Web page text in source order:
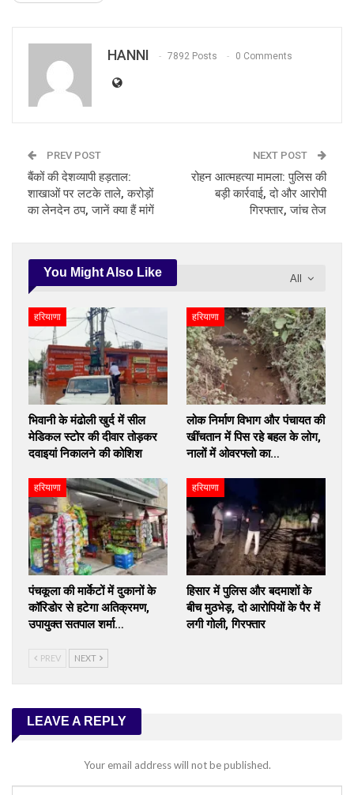
HANNI 7892 Posts 0 Comments
PREV POST
बैंकों की देशव्यापी हड़ताल:
शाखाओं पर लटके ताले, करोड़ों
का लेनदेन ठप, जानें क्या हैं मांगें
NEXT POST
रोहन आत्महत्या मामला: पुलिस की
बड़ी कार्रवाई, दो और आरोपी
गिरफ्तार, जांच तेज
All
You Might Also Like
हरियाणा
भिवानी के मंढोली खुर्द में सील
मेडिकल स्टोर की दीवार तोड़कर
दवाइयां निकालने की कोशिश
हरियाणा
लोक निर्माण विभाग और पंचायत की
खींचतान में पिस रहे बहल के लोग,
नालों में ओवरफ्लो का…
हरियाणा
पंचकूला की मार्केटों में दुकानों के
कॉरिडोर से हटेगा अतिक्रमण,
उपायुक्त सतपाल शर्मा…
हरियाणा
हिसार में पुलिस और बदमाशों के
बीच मुठभेड़, दो आरोपियों के पैर में
लगी गोली, गिरफ्तार
PREV NEXT
LEAVE A REPLY
Your email address will not be published.